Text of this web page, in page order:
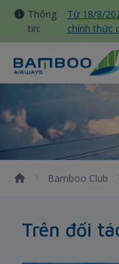
Thông
tin:
Từ 18/8/
chính thức
bay nội địa
Sơn Nhất
Trên đối tác
Bamboo Club
Trên đối